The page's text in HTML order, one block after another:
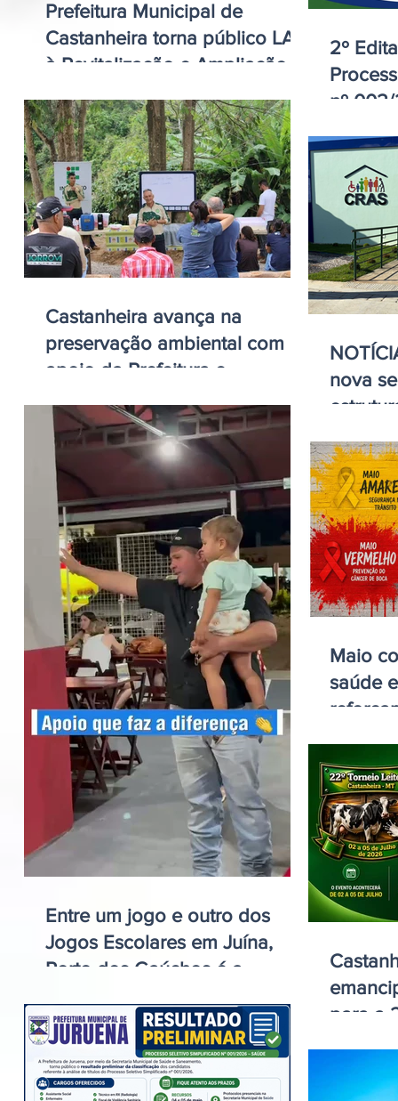
Prefeitura Municipal de
Castanheira torna público LAC
à Revitalização e Ampliação
município
2º
nº
Castanheira avança na
preservação ambiental com
apoio da Prefeitura e
do RENAS-7
nova
Entre um jogo e outro dos
Jogos Escolares em Juína,
Porto dos Gaúchos é a
Maio
saúde
para a